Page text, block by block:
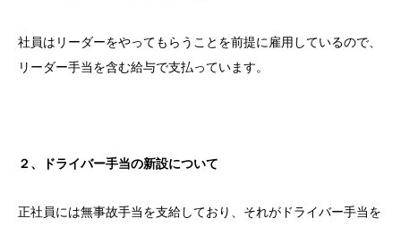
社員はリーダーをやってもらうことを前提に雇用しているので、
リーダー手当を含む給与で支払っています。
２、ドライバー手当の新設について
正社員には無事故手当を支給しており、それがドライバー手当を